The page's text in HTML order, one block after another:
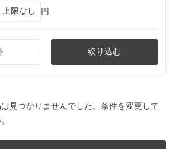
円
絞り込む
見つかりませんでした。条件を変更して